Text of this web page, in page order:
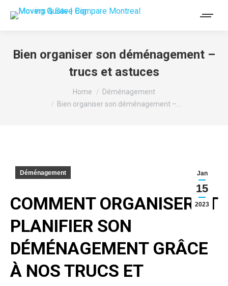
Bien organiser son déménagement –
trucs et astuces
Home
Déménagement
Bien organiser son déménagement –…
Jan
15
2023
Déménagement
COMMENT ORGANISER ET
PLANIFIER SON
DÉMÉNAGEMENT GRÂCE
À NOS TRUCS ET